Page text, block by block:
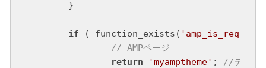
	}
if ( function_exists( 'amp_is_request'
// AMPページ
return
'myamptheme' ; //テーマ